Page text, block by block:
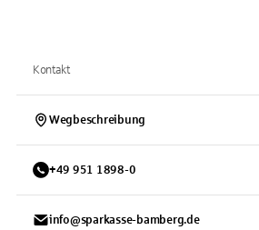
Kontakt
Wegbeschreibung
+49 951 1898-0
info@sparkasse-bamberg.de